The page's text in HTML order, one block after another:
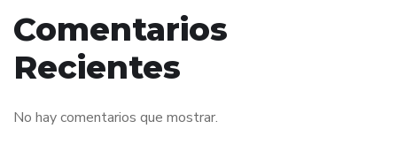
Comentarios
Recientes
No hay comentarios que mostrar.